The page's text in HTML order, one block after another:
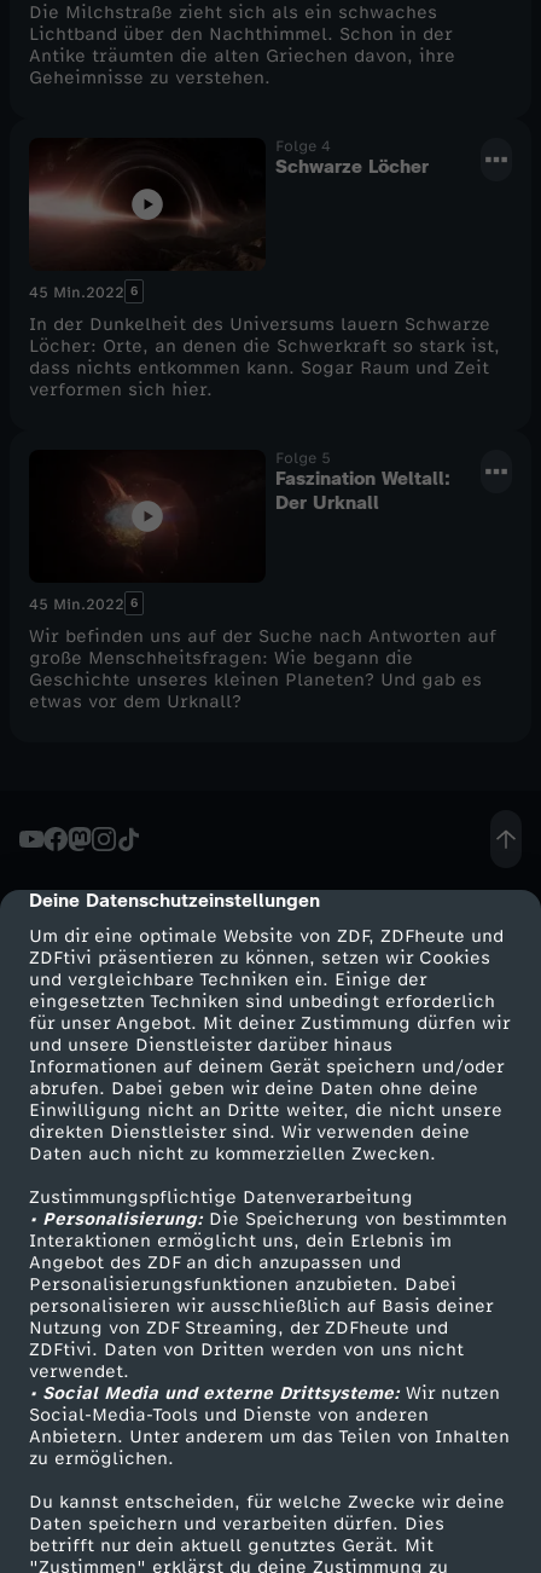
cmp-dialog-description
Deine Datenschutzeinstellungen
Um dir eine optimale Website von ZDF, ZDFheute und
ZDFtivi präsentieren zu können, setzen wir Cookies
und vergleichbare Techniken ein. Einige der
eingesetzten Techniken sind unbedingt erforderlich
für unser Angebot. Mit deiner Zustimmung dürfen wir
und unsere Dienstleister darüber hinaus
Informationen auf deinem Gerät speichern und/oder
abrufen. Dabei geben wir deine Daten ohne deine
Einwilligung nicht an Dritte weiter, die nicht unsere
direkten Dienstleister sind. Wir verwenden deine
Daten auch nicht zu kommerziellen Zwecken.
Zustimmungspflichtige Datenverarbeitung
• Personalisierung:Die Speicherung von bestimmten
Interaktionen ermöglicht uns, dein Erlebnis im
Angebot des ZDF an dich anzupassen und
Personalisierungsfunktionen anzubieten. Dabei
personalisieren wir ausschließlich auf Basis deiner
Nutzung von ZDF Streaming, der ZDFheute und
ZDFtivi. Daten von Dritten werden von uns nicht
verwendet.
• Social Media und externe Drittsysteme:Wir nutzen
Social-Media-Tools und Dienste von anderen
Anbietern. Unter anderem um das Teilen von Inhalten
zu ermöglichen.
Du kannst entscheiden, für welche Zwecke wir deine
Daten speichern und verarbeiten dürfen. Dies
betrifft nur dein aktuell genutztes Gerät. Mit
"Zustimmen" erklärst du deine Zustimmung zu
Die Milchstraße zieht sich als ein schwaches
Lichtband über den Nachthimmel. Schon in der
Antike träumten die alten Griechen davon, ihre
Geheimnisse zu verstehen.
Folge 4
Schwarze Löcher
45 Min.2022 6
In der Dunkelheit des Universums lauern Schwarze
Löcher: Orte, an denen die Schwerkraft so stark ist,
dass nichts entkommen kann. Sogar Raum und Zeit
verformen sich hier.
Folge 5
Faszination Weltall:
Der Urknall
45 Min.2022 6
Wir befinden uns auf der Suche nach Antworten auf
große Menschheitsfragen: Wie begann die
Geschichte unseres kleinen Planeten? Und gab es
etwas vor dem Urknall?
Mehr ZDF
ZDF-Apps
Smart TV
ZDFtext
Livestreams
Sendungen A-Z
TV-Programm
Service
ZDFmitreden
Kontakt zum ZDF
Tickets
Zuschauerservice
Hilfe
ZDF Unternehmen
Karriere
ZDF goes Schule
Werbefernsehen